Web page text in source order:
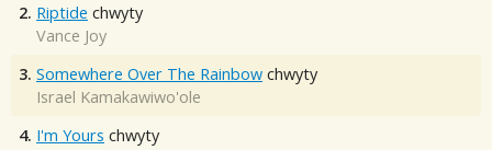
2. Riptide chwyty
Vance Joy
3. Somewhere Over The Rainbow chwyty
Israel Kamakawiwo'ole
4. I'm Yours chwyty